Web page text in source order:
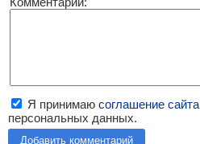
Я принимаю соглашение сайта
персональных данных.
Добавить комментарий